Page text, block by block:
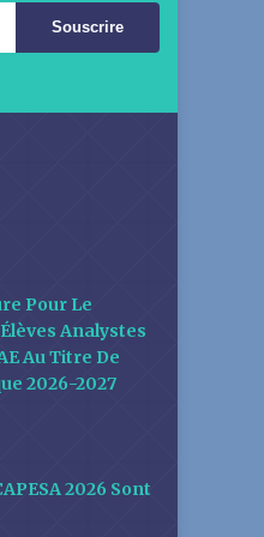
Souscrire
Pour Le
Analystes
Au Titre De
2026-2027
2026 Sont